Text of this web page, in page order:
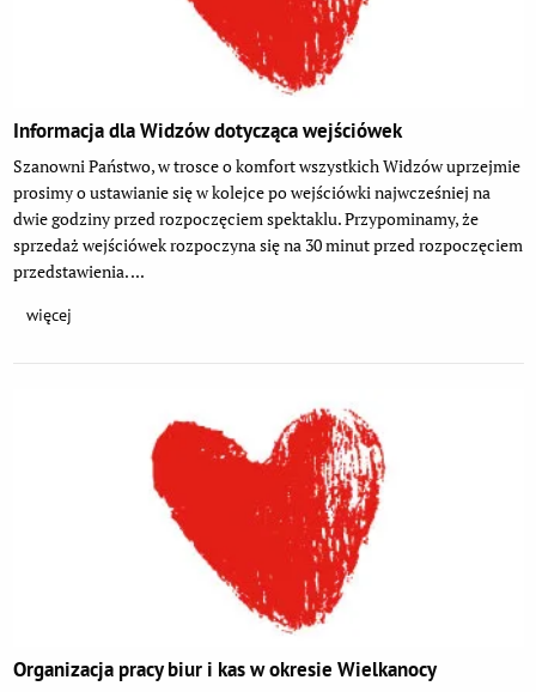
Informacja dla Widzów dotycząca wejściówek
Szanowni Państwo, w trosce o komfort wszystkich Widzów uprzejmie
prosimy o ustawianie się w kolejce po wejściówki najwcześniej na
dwie godziny przed rozpoczęciem spektaklu. Przypominamy, że
sprzedaż wejściówek rozpoczyna się na 30 minut przed rozpoczęciem
przedstawienia. ...
więcej
Organizacja pracy biur i kas w okresie Wielkanocy